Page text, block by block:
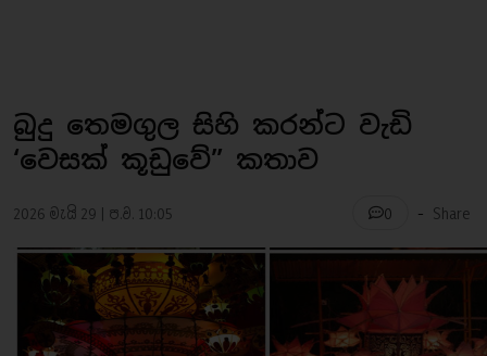
බුදු තෙමගුල සිහි කරන්ට වැඩි
‘වෙසක් කූඩුවේ” කතාව
2026 මැයි 29 | ප.ව. 10:05 0 - Share